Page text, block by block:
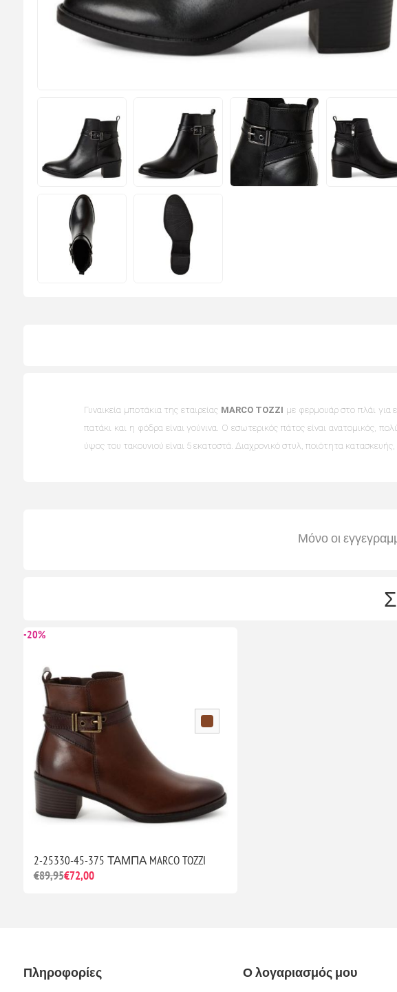
Γυναικεία μποτάκια της εταιρείαςMARCO TOZZI με φερμουάρ στο πλάι για
πατάκι και η φόδρα είναι γούνινα. Ο εσωτερικός πάτος είναι ανατομικός,
ύψος του τακουνιού είναι 5 εκατοστά. Διαχρονικό στυλ, ποιότητα
Μόνο οι
-20%
2-25330-45-375 ΤΑΜΠΑ MARCO TOZZI
€89,95€72,00
Πληροφορίες
Ο λογαριασμός μου